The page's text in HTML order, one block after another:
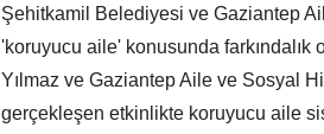
Şehitkamil Belediyesi ve Gaziantep
'koruyucu aile' konusunda
Yılmaz ve Gaziantep Aile ve Sosyal
gerçekleşen etkinlikte koruyucu aile